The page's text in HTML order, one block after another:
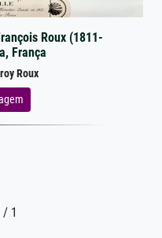
Roux (1811-
França
Roux
/ 1